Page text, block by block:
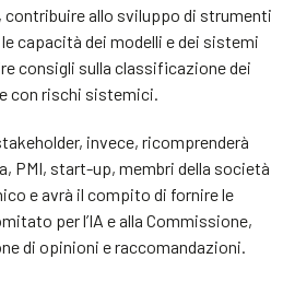
contribuire allo sviluppo di strumenti
capacità dei modelli e dei sistemi
consigli sulla classificazione dei
con rischi sistemici.
invece, ricomprenderà
PMI, start-up, membri della società
e avrà il compito di fornire le
per l’IA e alla Commissione,
di opinioni e raccomandazioni.